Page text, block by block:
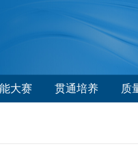
大赛 贯通培养 质